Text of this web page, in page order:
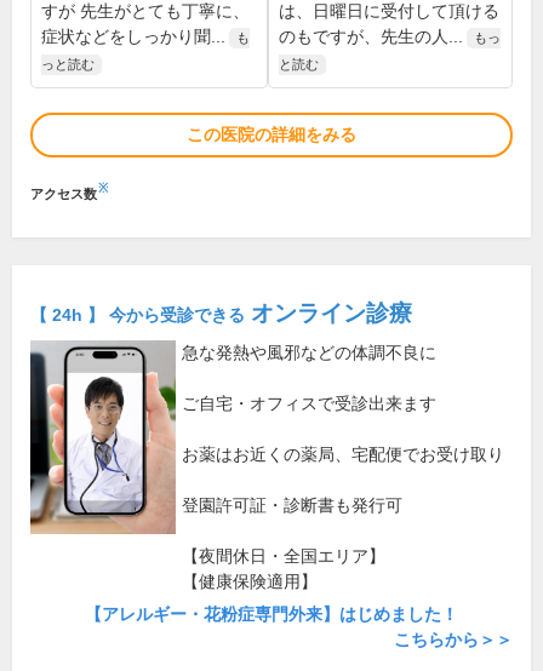
すが 先生がとても丁寧に、
症状などをしっかり聞...
も
っと読む
は、日曜日に受付して頂ける
のもですが、先生の人...
もっ
と読む
この医院の詳細をみる
アクセス数※
【 24h 】 今から受診できる オンライン診療
急な発熱や風邪などの体調不良に
ご自宅・オフィスで受診出来ます
お薬はお近くの薬局、宅配便でお受け取り
登園許可証・診断書も発行可
【夜間休日・全国エリア】
【健康保険適用】
【アレルギー・花粉症専門外来】はじめました！
こちらから＞＞